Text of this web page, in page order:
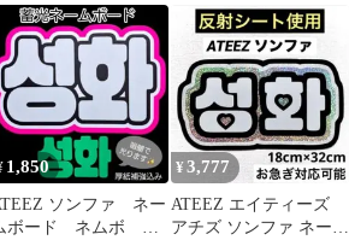
ズ サン ネームボー
1,850
ソンファ ネー
ボード ネムボ A4
¥3,777
ATEEZ エイティーズ
アチズ ソンファ ネーム